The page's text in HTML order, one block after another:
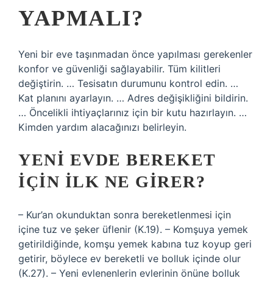
YAPMALI?
Yeni bir eve taşınmadan önce yapılması gerekenler
konfor ve güvenliği sağlayabilir. Tüm kilitleri
değiştirin. … Tesisatın durumunu kontrol edin. …
Kat planını ayarlayın. … Adres değişikliğini bildirin.
… Öncelikli ihtiyaçlarınız için bir kutu hazırlayın. …
Kimden yardım alacağınızı belirleyin.
YENI EVDE BEREKET
IÇIN ILK NE GIRER?
– Kur’an okunduktan sonra bereketlenmesi için
içine tuz ve şeker üflenir (K.19). – Komşuya yemek
getirildiğinde, komşu yemek kabına tuz koyup geri
getirir, böylece ev bereketli ve bolluk içinde olur
(K.27). – Yeni evlenenlerin evlerinin önüne bolluk